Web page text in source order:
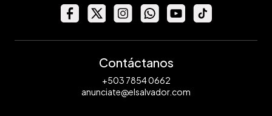
Contáctanos
+503 7854 0662
anunciate@elsalvador.com